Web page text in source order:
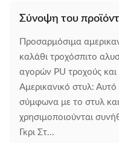
Σύνοψη του
Προσαρμόσιμα
καλάθι τροχόσπιτο
αγορών PU τροχούς
Αμερικανικό στυλ:
σύμφωνα με το στυλ
χρησιμοποιούνται
Γκρι Στ...